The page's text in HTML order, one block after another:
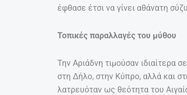
έφθασε έτσι να γίνει αθάνατη
Τοπικές παραλλαγές του μύθου
Την Αριάδνη τιμούσαν ιδιαίτερα
στη Δήλο, στην Κύπρο, αλλά και
λατρευόταν ως θεότητα του